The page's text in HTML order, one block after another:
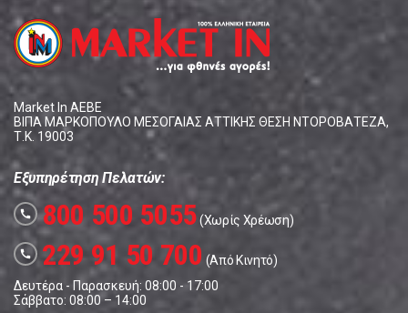
Market In ΑΕΒΕ
ΒΙΠΑ ΜΑΡΚΟΠΟΥΛΟ ΜΕΣΟΓΑΙΑΣ ΑΤΤΙΚΗΣ ΘΕΣΗ ΝΤΟΡΟΒΑΤΕΖΑ,
Τ.Κ. 19003
Εξυπηρέτηση Πελατών:
call 800 500 5055(Χωρίς Χρέωση)
call 229 91 50 700 (Από Κινητό)
Δευτέρα - Παρασκευή: 08:00 - 17:00
Σάββατο: 08:00 – 14:00